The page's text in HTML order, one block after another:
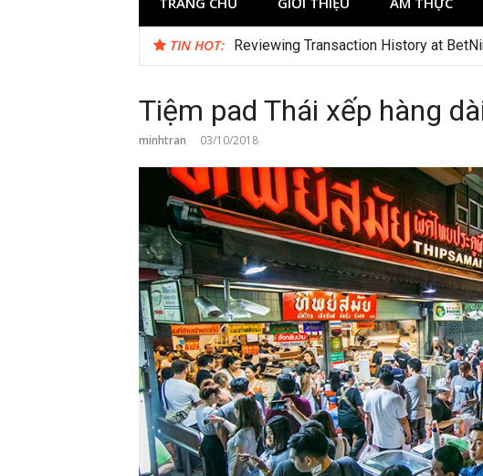
TIN HOT: Reviewing Transaction History at
Tiệm pad Thái xếp hàng
minhtran 03/10/2018